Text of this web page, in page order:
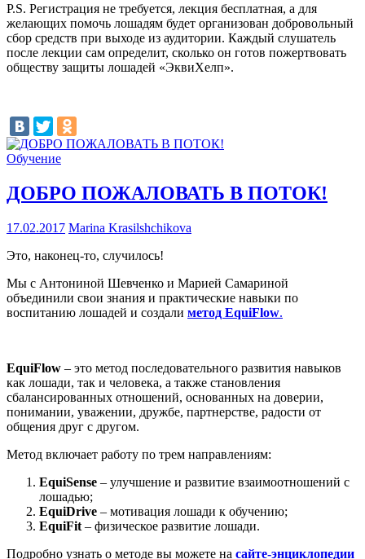
P.S. Регистрация не требуется, лекция бесплатная, а для
желающих помочь лошадям будет организован добровольный
сбор средств при выходе из аудитории. Каждый слушатель
после лекции сам определит, сколько он готов пожертвовать
обществу защиты лошадей «ЭквиХелп».
Обучение
ДОБРО ПОЖАЛОВАТЬ В ПОТОК!
17.02.2017 Marina Krasilshchikova
Это, наконец-то, случилось!
Мы с Антониной Шевченко и Марией Самариной
объединили свои знания и практические навыки по
воспитанию лошадей и создали метод EquiFlow.
EquiFlow – это метод последовательного развития навыков
как лошади, так и человека, а также становления
сбалансированных отношений, основанных на доверии,
понимании, уважении, дружбе, партнерстве, радости от
общения друг с другом.
Метод включает работу по трем направлениям:
EquiSense – улучшение и развитие взаимоотношений с
лошадью;
EquiDrive – мотивация лошади к обучению;
EquiFit – физическое развитие лошади.
Подробно узнать о методе вы можете на сайте-энциклопедии